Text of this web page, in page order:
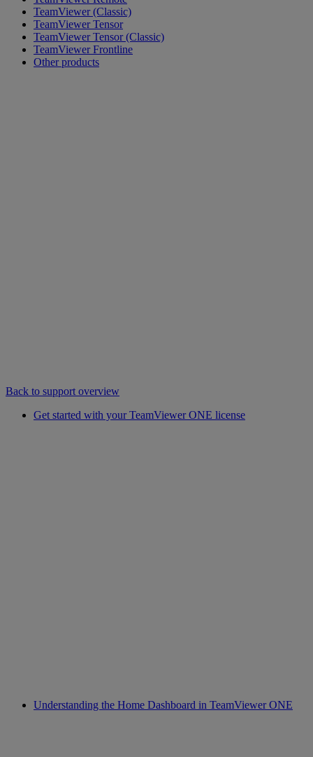
TeamViewer (Classic)
TeamViewer Tensor
TeamViewer Tensor (Classic)
TeamViewer Frontline
Other products
Back to support overview
Get started with your TeamViewer ONE license
Understanding the Home Dashboard in TeamViewer ONE